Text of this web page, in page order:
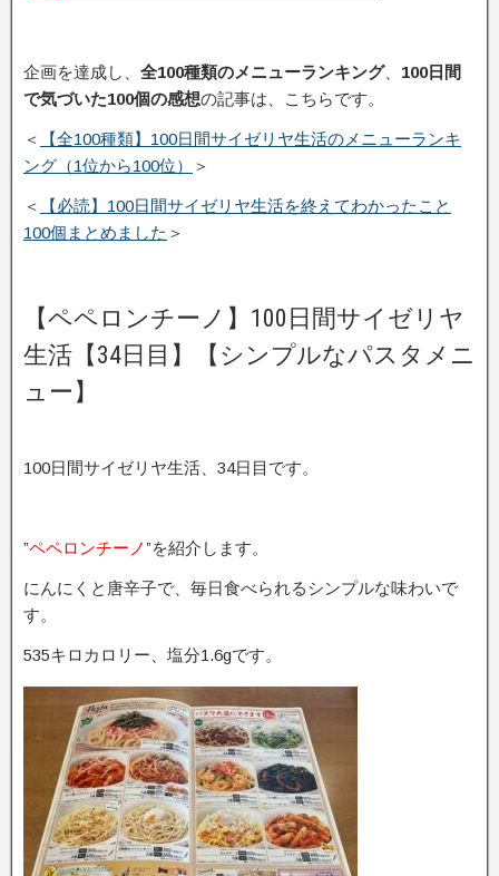
企画を達成し、 全100種類のメニューランキング、 100日間
で気づいた100個の感想の記事は、こちらです。
＜
【全100種類】100日間サイゼリヤ生活のメニューランキ
ング（1位から100位）
＞
＜
【必読】100日間サイゼリヤ生活を終えてわかったこと
100個まとめました ＞
【ペペロンチーノ】100日間サイゼリヤ
生活【34日目】【シンプルなパスタメニ
ュー】
100日間サイゼリヤ生活、34日目です。
”ペペロンチーノ”を紹介します。
にんにくと唐辛子で、毎日食べられるシンプルな味わいで
す。
535キロカロリー、塩分1.6gです。